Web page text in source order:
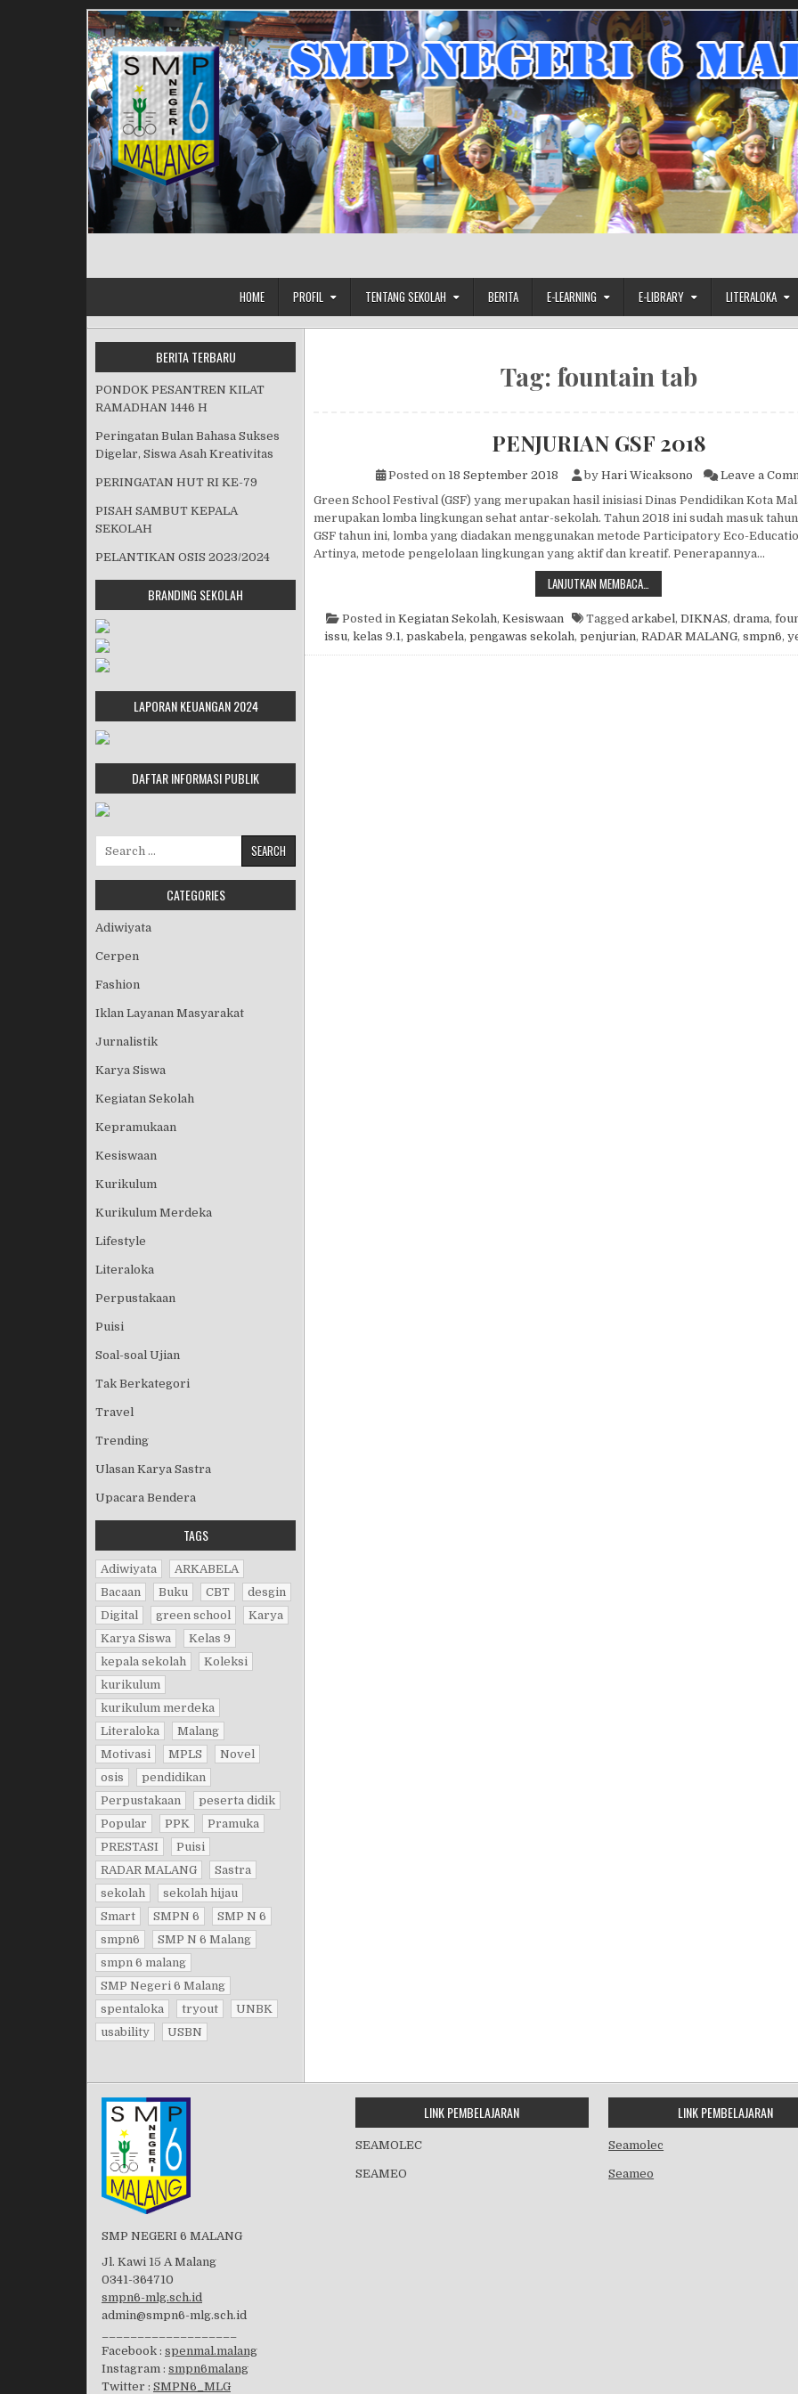
HOME PROFIL TENTANG SEKOLAH BERITA E-LEARNING E-LIBRARY LITERALOKA
Tag: fountain tab
PENJURIAN GSF 2018
Posted on 18 September 2018 by Hari Wicaksono Leave a
Green School Festival (GSF) yang merupakan hasil inisiasi Dinas Pendidikan Kota
merupakan lomba lingkungan sehat antar-sekolah. Tahun 2018 ini sudah masuk
GSF tahun ini, lomba yang diadakan menggunakan metode Participatory Eco-
Artinya, metode pengelolaan lingkungan yang aktif dan kreatif. Penerapannya…
LANJUTKAN MEMBACA…
Posted in Kegiatan Sekolah, Kesiswaan Tagged arkabel, DIKNAS, drama,
issu, kelas 9.1, paskabela, pengawas sekolah, penjurian, RADAR MALANG, smpn6,
BERITA TERBARU
PONDOK PESANTREN KILAT
RAMADHAN 1446 H
Peringatan Bulan Bahasa Sukses
Digelar, Siswa Asah Kreativitas
PERINGATAN HUT RI KE-79
PISAH SAMBUT KEPALA
SEKOLAH
PELANTIKAN OSIS 2023/2024
BRANDING SEKOLAH
LAPORAN KEUANGAN 2024
DAFTAR INFORMASI PUBLIK
Search for:
CATEGORIES
Adiwiyata
Cerpen
Fashion
Iklan Layanan Masyarakat
Jurnalistik
Karya Siswa
Kegiatan Sekolah
Kepramukaan
Kesiswaan
Kurikulum
Kurikulum Merdeka
Lifestyle
Literaloka
Perpustakaan
Puisi
Soal-soal Ujian
Tak Berkategori
Travel
Trending
Ulasan Karya Sastra
Upacara Bendera
TAGS
Adiwiyata
ARKABELA
Bacaan
Buku CBT
desgin
Digital
green school
Karya
Karya Siswa
Kelas 9
kepala sekolah
Koleksi
kurikulum
kurikulum merdeka
Literaloka
Malang
Motivasi
MPLS
Novel
osis
pendidikan
Perpustakaan
peserta didik
Popular
PPK
Pramuka
PRESTASI
Puisi
RADAR MALANG
Sastra
sekolah
sekolah hijau
Smart
SMPN 6
SMP N 6
smpn6
SMP N 6 Malang
smpn 6 malang
SMP Negeri 6 Malang
spentaloka
tryout
UNBK
usability
USBN
SMP NEGERI 6 MALANG
Jl. Kawi 15 A Malang
0341-364710
smpn6-mlg.sch.id
admin@smpn6-mlg.sch.id
Facebook : spenmal.malang
Instagram : smpn6malang
Twitter : SMPN6_MLG
LINK PEMBELAJARAN
SEAMOLEC
SEAMEO
LINK PEMBELAJARAN
Seamolec
Seameo